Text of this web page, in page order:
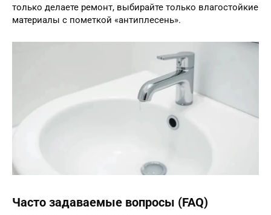
только делаете ремонт, выбирайте только влагостойкие
материалы с пометкой «антиплесень».
Часто задаваемые вопросы (FAQ)